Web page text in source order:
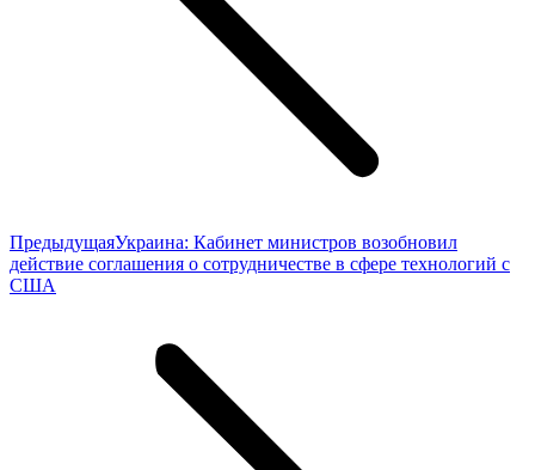
ПредыдущаяПредыдущая
запись:
Украина: Кабинет министров возобновил
действие соглашения о сотрудничестве в сфере технологий с
США